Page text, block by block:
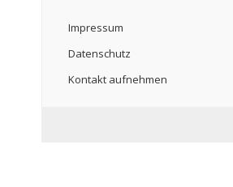
Impressum
Datenschutz
Kontakt aufnehmen